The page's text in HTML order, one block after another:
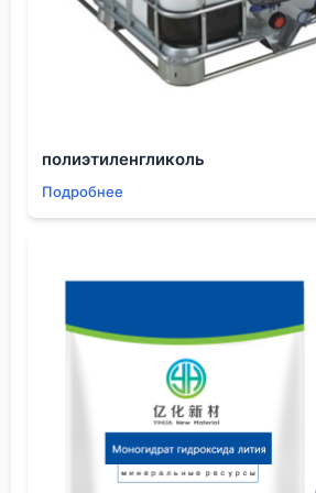
бренд. География имеет значение.
Практические сложности и на
Первое, что я делаю, —
калиброваны под методы
ангидрида даёт разный профиль
красный флаг.
eschemy.ruв описании
специализация на чистых
современных материалах. Это
переговорах нужно углубляться.
марки пирролидона они
полиэтиленгликоль
Подробнее